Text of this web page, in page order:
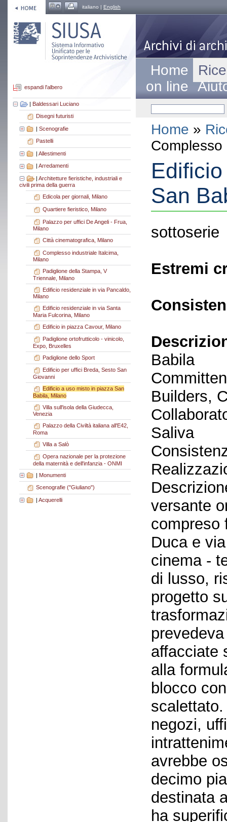
italiano | English
espandi l'albero
| Baldessari Luciano
Disegni futuristi
| Scenografie
Pastelli
| Allestimenti
Arredamenti
| Architetture fieristiche, industriali e
civili prima della guerra
Edicola per giornali, Milano
Quartiere fieristico, Milano
Palazzo per uffici De Angeli - Frua,
Milano
Città cinematografica, Milano
Complesso industriale Italcima,
Milano
Padiglione della Stampa, V
Triennale, Milano
Edificio residenziale in via Pancaldo,
Milano
Edificio residenziale in via Santa
Maria Fulcorina, Milano
Edificio in piazza Cavour, Milano
Padiglione ortofrutticolo - vinicolo,
Expo, Bruxelles
Padiglione dello Sport
Edificio per uffici Breda, Sesto San
Giovanni
Edificio a uso misto in piazza San
Babila, Milano
Villa sull'isola della Giudecca,
Venezia
Palazzo della Civiltà italiana all'E42,
Roma
Villa a Salò
Opera nazionale per la protezione
della maternità e dell'infanzia - ONMI
| Monumenti
Scenografie ("Giuliano")
| Acquerelli
Home
on line
Home »
San
sottoserie
Estremi
Babila
Builders,
Saliva
versante
compreso
Duca e
cinema -
di lusso,
progetto
affacciate
alla
blocco
negozi,
avrebbe
decimo
destinata
ha